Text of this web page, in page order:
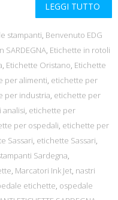
LEGGI TUTTO
stampanti, Benvenuto EDG
SARDEGNA, Etichette in rotoli
, Etichette Oristano, Etichette
per alimenti, etichette per
per industria, etichette per
, etichette per
per ospedali, etichette per
Sassari, etichette Sassari,
Sardegna,
, Marcatori Ink Jet, nastri
etichette, ospedale